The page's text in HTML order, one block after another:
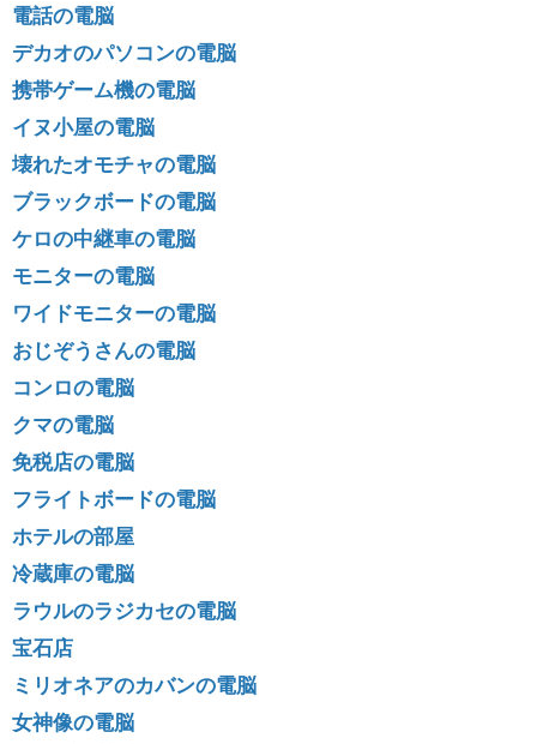
電話の電脳
デカオのパソコンの電脳
携帯ゲーム機の電脳
イヌ小屋の電脳
壊れたオモチャの電脳
ブラックボードの電脳
ケロの中継車の電脳
モニターの電脳
ワイドモニターの電脳
おじぞうさんの電脳
コンロの電脳
クマの電脳
免税店の電脳
フライトボードの電脳
ホテルの部屋
冷蔵庫の電脳
ラウルのラジカセの電脳
宝石店
ミリオネアのカバンの電脳
女神像の電脳